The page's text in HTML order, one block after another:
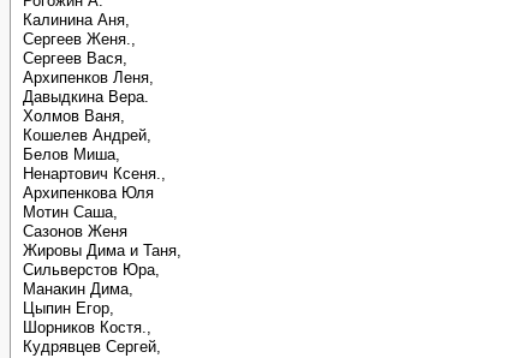
Калинина Аня,
Сергеев Женя.,
Сергеев Вася,
Архипенков Леня,
Давыдкина Вера.
Холмов Ваня,
Кошелев Андрей,
Белов Миша,
Ненартович Ксеня.,
Архипенкова Юля
Мотин Саша,
Сазонов Женя
Жировы Дима и Таня,
Сильверстов Юра,
Манакин Дима,
Цыпин Егор,
Шорников Костя.,
Кудрявцев Сергей,